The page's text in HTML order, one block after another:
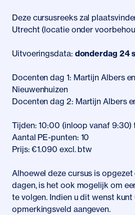
Deze cursusreeks zal
Utrecht (locatie onder
Uitvoeringsdata: donderdag 24
Docenten dag 1: Martijn Albers
Nieuwenhuizen
Docenten dag 2: Martijn Albers
Tijden: 10:00 (inloop vanaf 9:30)
Aantal PE-punten: 10
Prijs: €1.090 excl. btw
Alhoewel deze cursus is
dagen, is het ook mogelijk om
te volgen. Indien u dit wenst kunt
opmerkingsveld aangeven.